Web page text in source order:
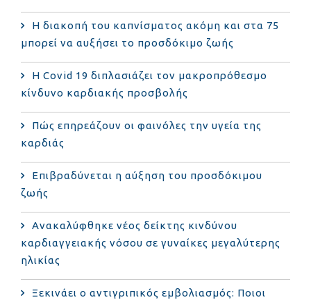
Η διακοπή του καπνίσματος ακόμη και στα 75
μπορεί να αυξήσει το προσδόκιμο ζωής
Η Covid 19 διπλασιάζει τον μακροπρόθεσμο
κίνδυνο καρδιακής προσβολής
Πώς επηρεάζουν οι φαινόλες την υγεία της
καρδιάς
Επιβραδύνεται η αύξηση του προσδόκιμου
ζωής
Ανακαλύφθηκε νέος δείκτης κινδύνου
καρδιαγγειακής νόσου σε γυναίκες μεγαλύτερης
ηλικίας
Ξεκινάει ο αντιγριπικός εμβολιασμός: Ποιοι